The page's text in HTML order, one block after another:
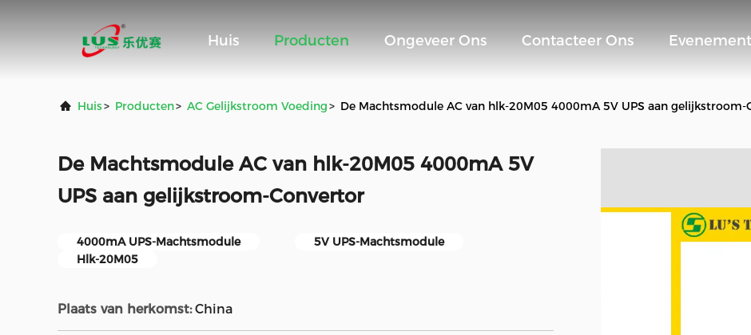
Huis Producten Ongeveer Ons Contacteer Ons
Huis> Producten> AC Gelijkstroom Voeding> De Machtsmodule AC van hlk-20M05 4000mA 5V UPS aan gelijkstroom-
De Machtsmodule AC van hlk-20M05 4000mA 5V
UPS aan gelijkstroom-Convertor
4000mA UPS-Machtsmodule
5V UPS-Machtsmodule
Hlk-20M05
Plaats van herkomst: China